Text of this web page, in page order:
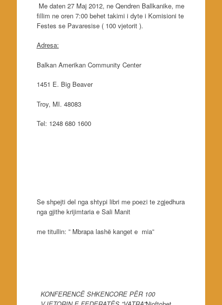
Me daten 27 Maj 2012, ne Qendren Ballkanike, me
fillim ne oren 7:00 behet takimi i dyte i Komisioni te
Festes se Pavaresise ( 100 vjetorit ).
Adresa:
Balkan Amerikan Community Center
1451 E. Big Beaver
Troy, MI. 48083
Tel: 1248 680 1600
Se shpejti del nga shtypi libri me poezi te zgjedhura
nga gjithe krijimtaria e Sali Manit
me titullin: ” Mbrapa lashë kanget e mia”
KONFERENCË SHKENCORE PËR 100